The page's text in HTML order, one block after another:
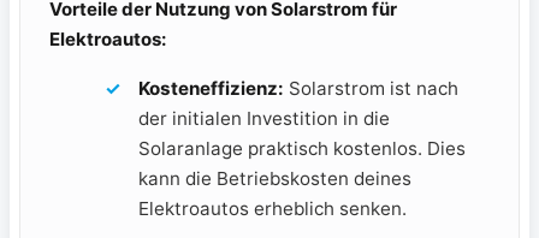
Vorteile⁣ der Nutzung⁢ von Solarstrom ⁤für
Elektroautos:
Kosteneffizienz: Solarstrom ⁣ist nach
der⁤ initialen⁤ Investition in die ​
Solaranlage praktisch kostenlos. Dies
kann ⁤die Betriebskosten deines
Elektroautos ‍erheblich ⁤senken.